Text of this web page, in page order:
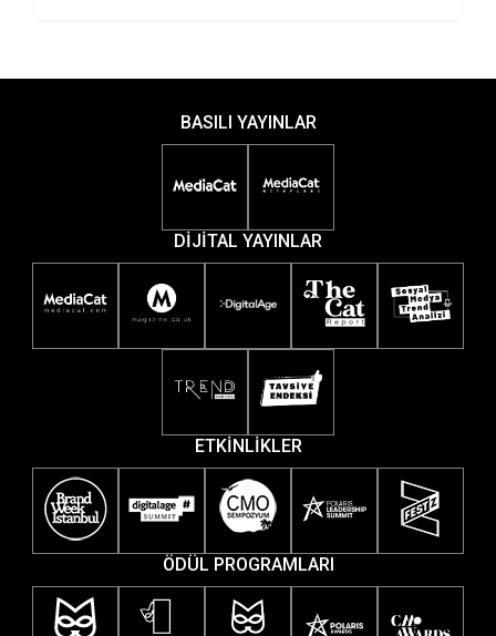
BASILI YAYINLAR
DİJİTAL YAYINLAR
ETKİNLİKLER
ÖDÜL PROGRAMLARI